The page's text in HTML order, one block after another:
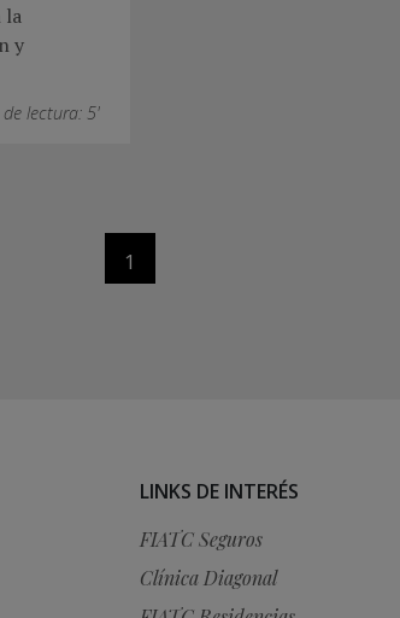
la
y
de lectura: 5'
1
LINKS DE INTERÉS
FIATC Seguros
Clínica Diagonal